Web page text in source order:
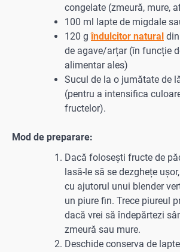
congelate (zmeură, mure,
100 ml lapte de migdale
120 gîndulcitor natural
de agave/arțar (în funcție
alimentar ales)
Sucul de la o jumătate de
(pentru a intensifica
fructelor).
Mod de preparare:
Dacă folosești fructe de
lasă-le să se dezghețe
cu ajutorul unui blender
un piure fin. Trece piureul
dacă vrei să îndepărtezi
zmeură sau mure.
Deschide conserva de